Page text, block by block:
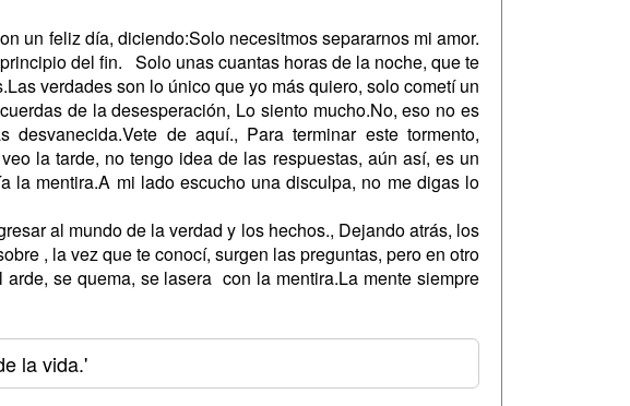
un feliz día, diciendo:Solo necesitmos separarnos mi amor.
del fin. Solo unas cuantas horas de la noche, que te
verdades son lo único que yo más quiero, solo cometí un
de la desesperación, Lo siento mucho.No, eso no es
de aquí., Para terminar este tormento,
la tarde, no tengo idea de las respuestas, aún así, es un
la mentira.A mi lado escucho una disculpa, no me digas lo
al mundo de la verdad y los hechos., Dejando atrás, los
, la vez que te conocí, surgen las preguntas, pero en otro
se quema, se lasera con la mentira.La mente siempre
la vida.'